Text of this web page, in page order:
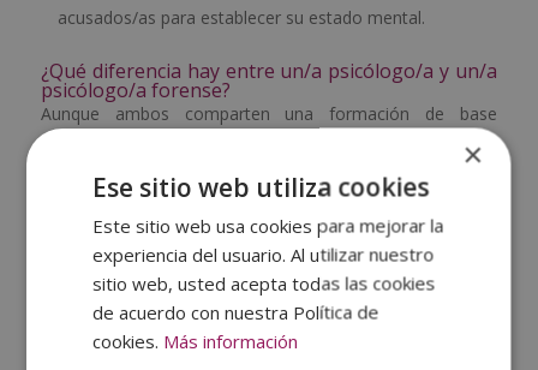
acusados/as para establecer su estado mental.
¿Qué diferencia hay entre un/a psicólogo/a y un/a
psicólogo/a forense?
Aunque ambos comparten una formación de base
en
ámbito de
de sus conocimientos. Un/a psicólogo/a
clínico/a se centra en el diagnóstico y tratamiento de
trastornos mentales en el ámbito de la salud, mientras
que el/lapsicólogo/a forenseaplica sus habilidades en
el contexto judicial y criminal.
El/la psicólogo/a forense debe tener formación adicional
en derecho, procedimientos judiciales y
×
Ese sitio web utiliza cookies
Este sitio web usa cookies para mejorar la
experiencia del usuario. Al utilizar nuestro
sitio web, usted acepta todas las cookies
de acuerdo con nuestra Política de
cookies. Más información